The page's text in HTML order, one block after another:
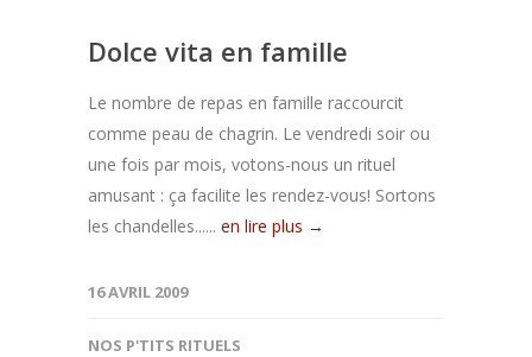
Dolce vita en famille
Le nombre de repas en famille raccourcit
comme peau de chagrin. Le vendredi soir ou
une fois par mois, votons-nous un rituel
amusant : ça facilite les rendez-vous! Sortons
les chandelles...... en lire plus →
16 AVRIL 2009
NOS P'TITS RITUELS